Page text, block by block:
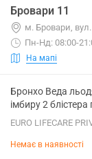
Бровари 11
м. Бровари,
Пн-Нд: 08:00-
На мапі
Бронхо Веда
імбиру 2
EURO LIFECARE
Немає в наявності